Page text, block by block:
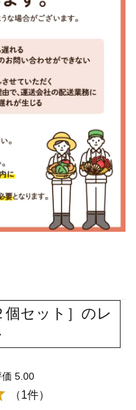
個セット］のレ
価 5.00
（1件）